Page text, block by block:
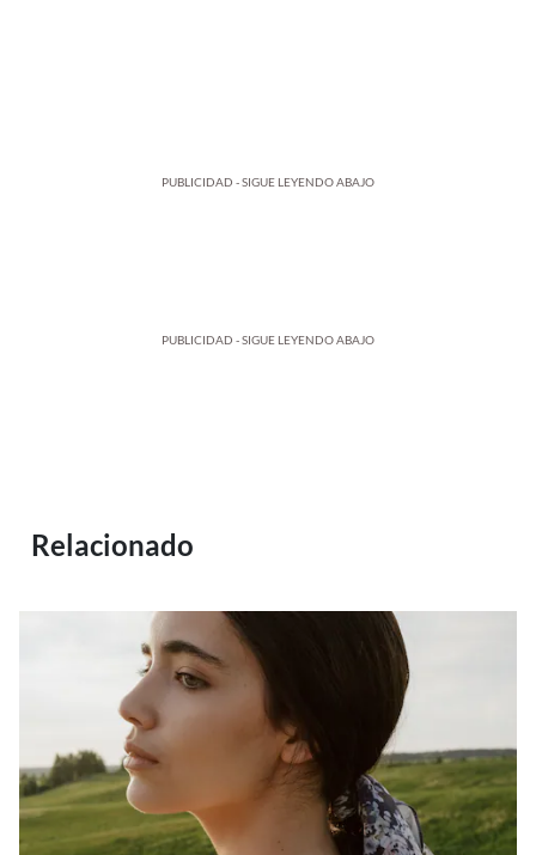
PUBLICIDAD - SIGUE LEYENDO ABAJO
PUBLICIDAD - SIGUE LEYENDO ABAJO
Relacionado